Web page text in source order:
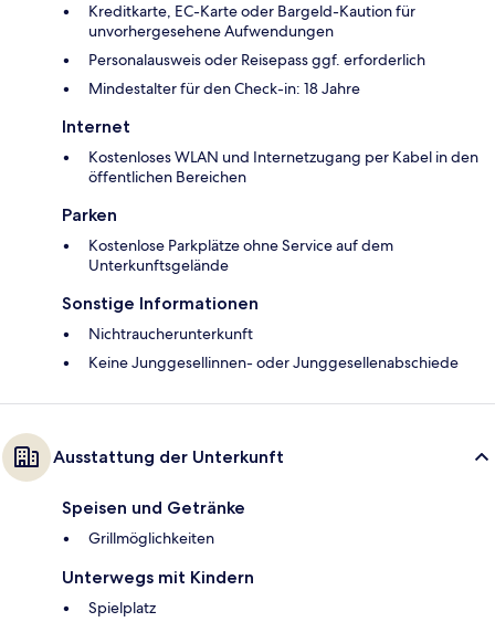
Kreditkarte, EC-Karte oder Bargeld-Kaution für
unvorhergesehene Aufwendungen
Personalausweis oder Reisepass ggf. erforderlich
Mindestalter für den Check-in: 18 Jahre
Internet
Kostenloses WLAN und Internetzugang per Kabel in den
öffentlichen Bereichen
Parken
Kostenlose Parkplätze ohne Service auf dem
Unterkunftsgelände
Sonstige Informationen
Nichtraucherunterkunft
Keine Junggesellinnen- oder Junggesellenabschiede
Ausstattung der Unterkunft
Speisen und Getränke
Grillmöglichkeiten
Unterwegs mit Kindern
Spielplatz